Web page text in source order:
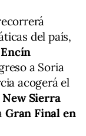
del país,
a Soria
acogerá el
New Sierra
Gran Final en